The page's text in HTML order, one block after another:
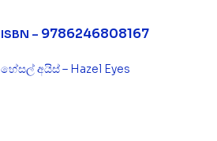
ISBN – 9786246808167
හේසල් අයිස් – Hazel Eyes